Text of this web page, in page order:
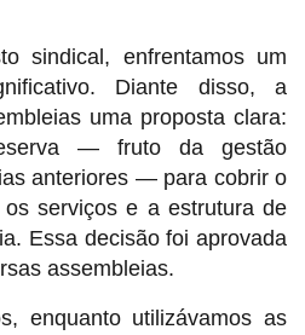
sindical, enfrentamos um
Diante disso, a
uma proposta clara:
— fruto da gestão
anteriores — para cobrir o
serviços e a estrutura de
Essa decisão foi aprovada
assembleias.
enquanto utilizávamos as